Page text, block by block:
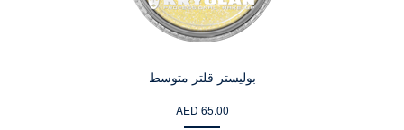
بوليستر قلتر متوسط
AED 65.00